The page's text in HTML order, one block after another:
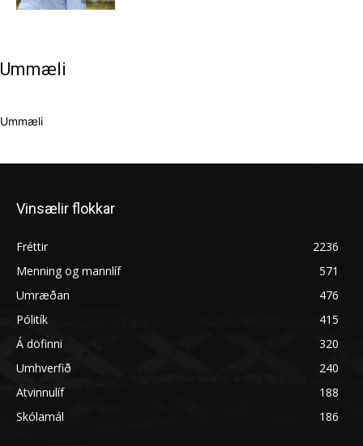
Ummæli
Ummæli
Vinsælir flokkar
Fréttir
2236
Menning og mannlíf
571
Umræðan
476
Pólitík
415
Á döfinni
320
Umhverfið
240
Atvinnulíf
188
Skólamál
186